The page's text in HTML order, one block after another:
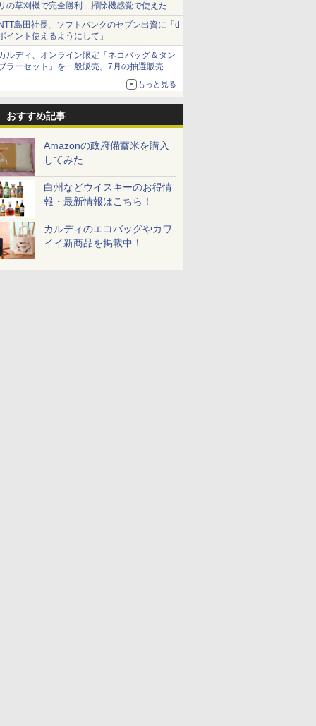
の草刈機で完全勝利 掃除機感覚で使えた
島田社長、ソフトバンクのセブン出資に「d
イント使えるようにして」
ルディ、オンライン限定「ネコバッグ＆タン
ラーセット」を一般販売。7月の抽選販売の
もっと見る
おすすめ記事
Amazonの政府備蓄米を購入
してみた
白州などウイスキーのお得情
報・最新情報はこちら！
カルディのエコバッグやカワ
イイ新商品を掲載中！